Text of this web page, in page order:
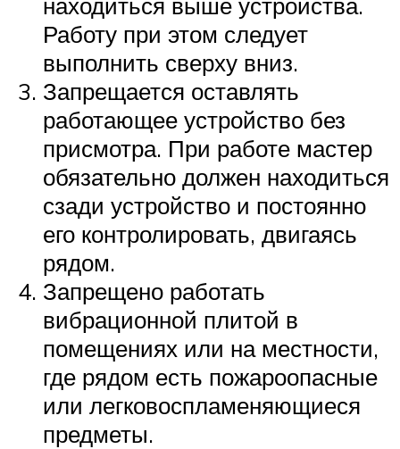
Работу при этом следует
выполнить сверху вниз.
Запрещается оставлять
работающее устройство без
присмотра. При работе мастер
обязательно должен находиться
сзади устройство и постоянно
его контролировать, двигаясь
рядом.
Запрещено работать
вибрационной плитой в
помещениях или на местности,
где рядом есть пожароопасные
или легковоспламеняющиеся
предметы.